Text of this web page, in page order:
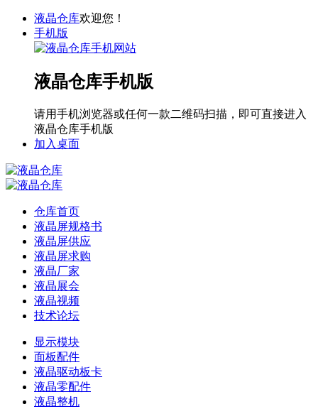
液晶仓库欢迎您！
手机版
液晶仓库手机版
请用手机浏览器或任何一款二维码扫描，即可直接进入
液晶仓库手机版
加入桌面
仓库首页
液晶屏规格书
液晶屏供应
液晶屏求购
液晶厂家
液晶展会
液晶视频
技术论坛
显示模块
面板配件
液晶驱动板卡
液晶零配件
液晶整机